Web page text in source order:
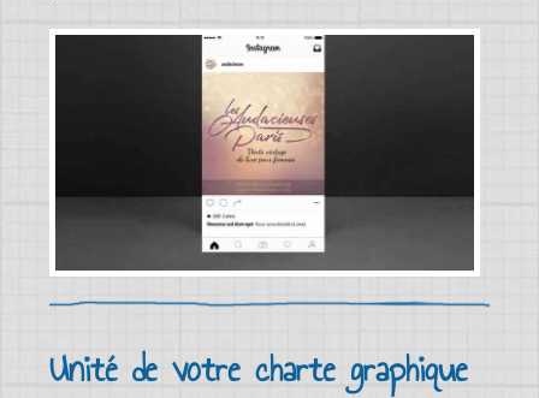
Unité de votre charte graphique